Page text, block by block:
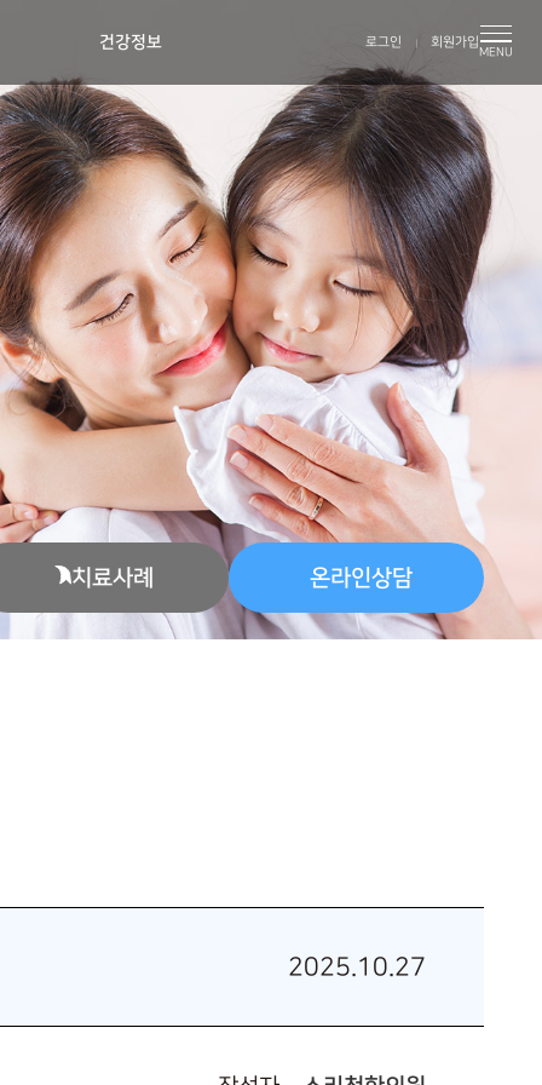
건강정보 로그인 회원가입
MENU
치료사례 온라인상담
2025.10.27